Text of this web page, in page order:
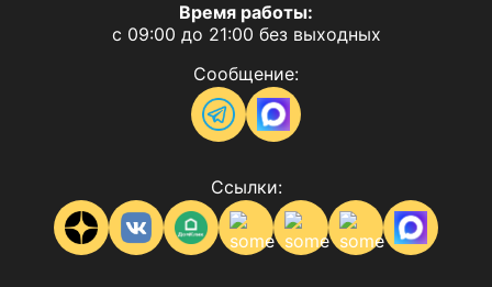
Время работы:
с 09:00 до 21:00 без выходных
Сообщение:
Ссылки: